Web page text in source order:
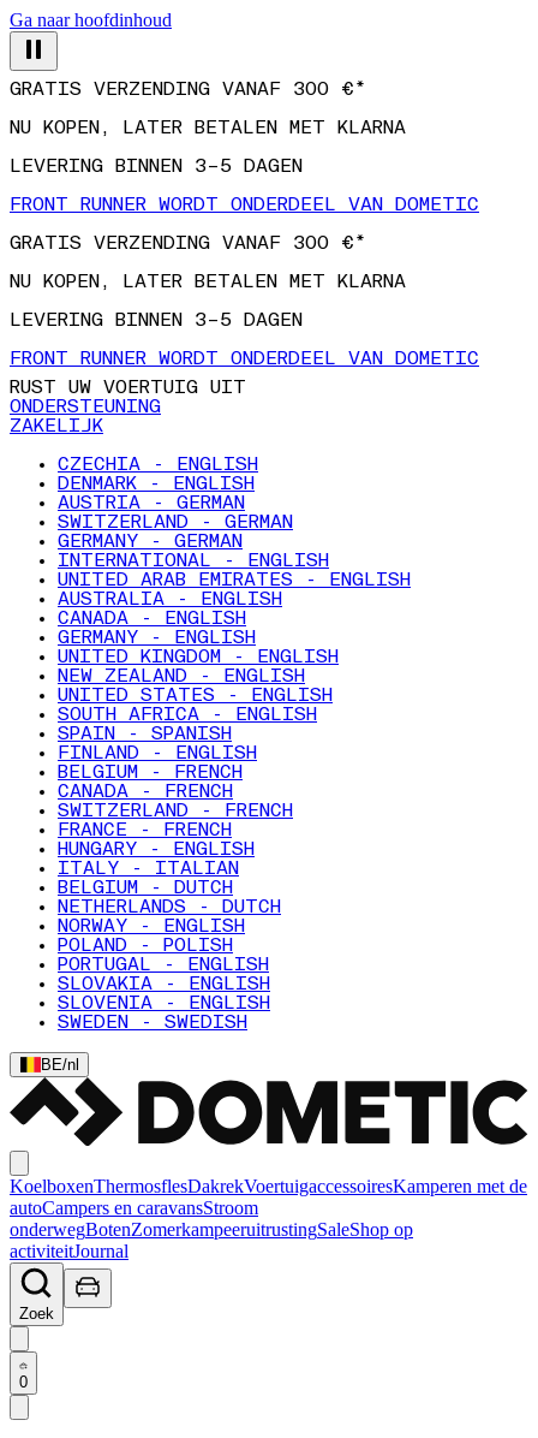
Ga naar hoofdinhoud
NU KOPEN, LATER BETALEN MET KLARNA
LEVERING BINNEN 3–5 DAGEN
FRONT RUNNER WORDT ONDERDEEL VAN DOMETIC
GRATIS VERZENDING VANAF 300 €*
NU KOPEN, LATER BETALEN MET KLARNA
LEVERING BINNEN 3–5 DAGEN
FRONT RUNNER WORDT ONDERDEEL VAN DOMETIC
RUST UW VOERTUIG UIT
ONDERSTEUNING
ZAKELIJK
CZECHIA - ENGLISH
DENMARK - ENGLISH
AUSTRIA - GERMAN
SWITZERLAND - GERMAN
GERMANY - GERMAN
INTERNATIONAL - ENGLISH
UNITED ARAB EMIRATES - ENGLISH
AUSTRALIA - ENGLISH
CANADA - ENGLISH
GERMANY - ENGLISH
UNITED KINGDOM - ENGLISH
NEW ZEALAND - ENGLISH
UNITED STATES - ENGLISH
SOUTH AFRICA - ENGLISH
SPAIN - SPANISH
FINLAND - ENGLISH
BELGIUM - FRENCH
CANADA - FRENCH
SWITZERLAND - FRENCH
FRANCE - FRENCH
HUNGARY - ENGLISH
ITALY - ITALIAN
BELGIUM - DUTCH
NETHERLANDS - DUTCH
NORWAY - ENGLISH
POLAND - POLISH
PORTUGAL - ENGLISH
SLOVAKIA - ENGLISH
SLOVENIA - ENGLISH
SWEDEN - SWEDISH
BE/nl
KoelboxenThermosflesDakrekVoertuigaccessoiresKamperen met de
autoCampers en caravansStroom
onderwegBotenZomerkampeeruitrustingSaleShop op
activiteitJournal
Zoek
0